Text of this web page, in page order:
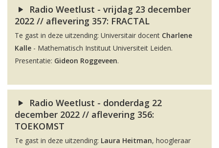
Radio Weetlust - vrijdag 23 december
2022 // aflevering 357: FRACTAL
Te gast in deze uitzending: Universitair docent Charlene
Kalle - Mathematisch Instituut Universiteit Leiden.
Presentatie: Gideon Roggeveen.
Radio Weetlust - donderdag 22
december 2022 // aflevering 356:
TOEKOMST
Te gast in deze uitzending: Laura Heitman, hoogleraar